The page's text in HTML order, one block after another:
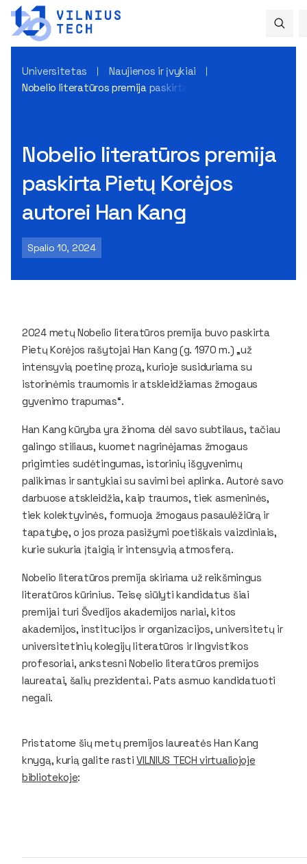
Universitetas
Naujienos ir įvykiai
Nobelio literatūros premija paskirta Pietų Korėjos autorei
Nobelio literatūros premija
paskirta Pietų Korėjos
autorei Han Kang
Spalio 10, 2024
2024 metų Nobelio literatūros premija buvo paskirta
Pietų Korėjos rašytojai Han Kang (g. 1970 m.) „už
intensyvią poetinę prozą, kurioje susiduriama su
istorinėmis traumomis ir atskleidžiamas žmogaus
gyvenimo trapumas“.
Han Kang kūryba yra žinoma dėl savo subtilaus, tačiau
galingo stiliaus, kuomet nagrinėjamas žmogaus
prigimties sudėtingumas, istorinių išgyvenimų
palikimas ir santykiai su savimi bei aplinka. Autorė savo
darbuose atskleidžia, kaip traumos, tiek asmeninės,
tiek kolektyvinės, formuoja žmogaus pasaulėžiūrą ir
tapatybę, o jos proza pasižymi poetiškais vaizdiniais,
kurie sukuria įtaigią ir intensyvią atmosferą.
Nobelio literatūros premija skiriama už reikšmingus
literatūros kūrinius. Teisę siūlyti kandidatus šiai
premijai turi Švedijos akademijos nariai, kitos
akademijos, institucijos ir organizacijos, universitetų ir
universitetinių kolegijų literatūros ir lingvistikos
profesoriai, ankstesni Nobelio literatūros premijos
laureatai, šalių prezidentai. Pats asmuo kandidatuoti
negali.
Pristatome šių metų premijos laureatės Han Kang
knygą, kurią galite rastiVILNIUS TECH virtualiojoje
bibliotekoje: